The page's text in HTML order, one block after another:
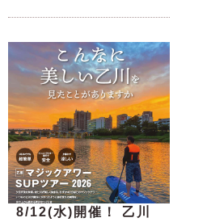
8/12(水)開催！ 乙川